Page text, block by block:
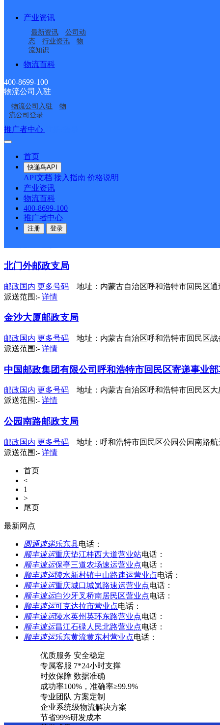
产业资讯
最新资讯
公司动
态
行业资讯
物
流知识
物流百科
400-8699-100
物流公司入驻
物流公司入驻
物
流公司登录
推广者中心
首页
快递鸟API
API文档 接入指南 价格说明
产业资讯
物流百科
400-8699-100
推广者中心
注册 登录
派送范围:-详情
机电商城邮政支局
邮政国内 更多号码
派送范围:- 详情
西郊邮政支局
邮政国内 更多号码
派送范围:-
车站东街邮政支局
邮政国内 更多号码地址：呼和浩特市回民区车站东街12号
派送范围:-详情
金川开发区邮政支局
邮政国内 更多号码
北门外邮政支局
邮政国内 更多号码 地址：内蒙古自治区呼和浩特市回民区通
派送范围:- 详情
金沙大厦邮政支局
邮政国内 更多号码 地址：内蒙古自治区呼和浩特市回民区战
派送范围:- 详情
中国邮政集团有限公司呼和浩特市回民区寄递事业
邮政国内 更多号码 地址：内蒙古自治区呼和浩特市回民区大
派送范围:- 详情
公园南路邮政支局
邮政国内 更多号码 地址：呼和浩特市回民区公园公园南路航
派送范围:- 详情
首页
<
1
>
尾页
最新网点
圆通速递乐东县电话：
顺丰速运重庆垫江桂西大道营业站电话：
顺丰速运保亭三道农场速运营业点电话：
顺丰速运陵水新村镇中山路速运营业点电话：
顺丰速运重庆城口城岚路速运营业点电话：
顺丰速运白沙牙叉桥南居民区营业点电话：
顺丰速运可克达拉市营业点电话：
顺丰速运陵水英州英环东路营业点电话：
顺丰速运昌江石碌人民北路营业点电话：
顺丰速运乐东黄流黄东村营业点电话：
优质服务 安全稳定
专属客服 7*24小时支撑
时效保障 数据准确
成功率100%，准确率≥99.9%
专业团队 方案定制
企业系统级物流解决方案
节省99%研发成本